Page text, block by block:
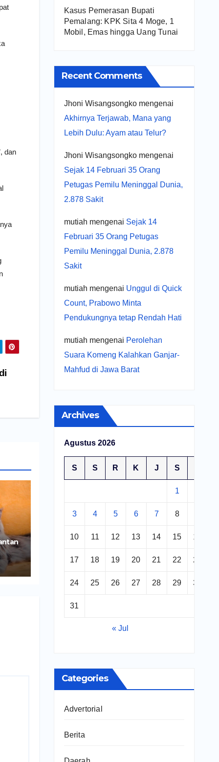
dan
Kasus Pemerasan Bupati
Pemalang: KPK Sita 4 Moge, 1
Mobil, Emas hingga Uang Tunai
Recent Comments
Jhoni Wisangsongkomengenai
Akhirnya Terjawab, Mana yang
Lebih Dulu: Ayam atau Telur?
Jhoni Wisangsongkomengenai
Sejak 14 Februari 35 Orang
Petugas Pemilu Meninggal Dunia,
2.878 Sakit
mutiah mengenai Sejak 14
Februari 35 Orang Petugas
Pemilu Meninggal Dunia, 2.878
Sakit
mutiah mengenai Unggul di Quick
Count, Prabowo Minta
Pendukungnya tetap Rendah Hati
mutiah mengenai Perolehan
Suara Komeng Kalahkan Ganjar-
Mahfud di Jawa Barat
Archives
Agustus 2026
S S R K J S
1
3 4 5 6 7 8
10 11 12 13 14 15 16
17 18 19 20 21 22 23
24 25 26 27 28 29 30
31
« Jul
Categories
Advertorial
Berita